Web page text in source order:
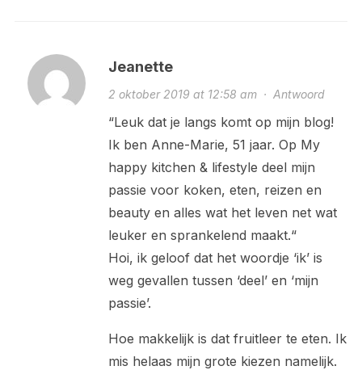
Jeanette
2 oktober 2019 at 12:58 am· Antwoord
“Leuk dat je langs komt op mijn blog!
Ik ben Anne-Marie, 51 jaar. Op My
happy kitchen & lifestyle deel mijn
passie voor koken, eten, reizen en
beauty en alles wat het leven net wat
leuker en sprankelend maakt.“
Hoi, ik geloof dat het woordje ‘ik’ is
weg gevallen tussen ‘deel’ en ‘mijn
passie’.
Hoe makkelijk is dat fruitleer te eten. Ik
mis helaas mijn grote kiezen namelijk.